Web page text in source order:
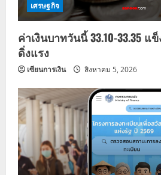
เศรษฐกิจ
ค่าเงินบาทวันนี้ 33.10-33.35
ดิ่งแรง
เซียนการเงิน สิงหาคม 5, 2026